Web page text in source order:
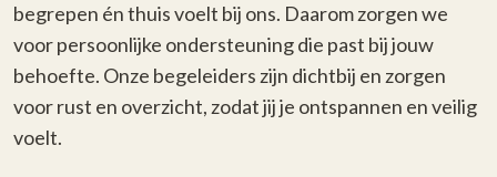
begrepen én thuis voelt bij ons. Daarom zorgen we
voor persoonlijke ondersteuning die past bij jouw
behoefte. Onze begeleiders zijn dichtbij en zorgen
voor rust en overzicht, zodat jij je ontspannen en veilig
voelt.